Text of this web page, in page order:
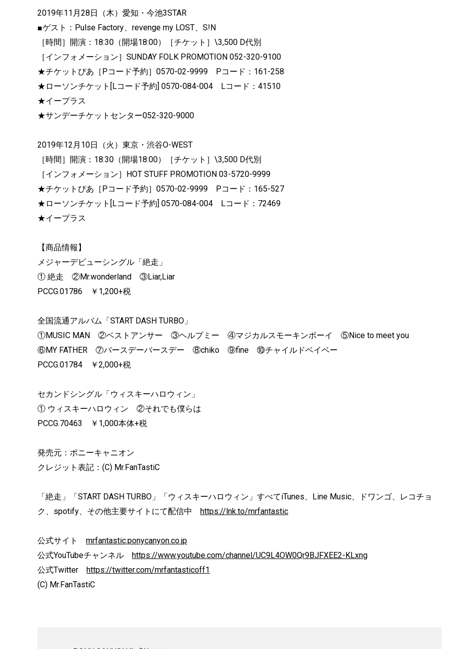
2019年11月28日（木）愛知・今池3STAR
■ゲスト：Pulse Factory、revenge my LOST、S!N
［時間］開演：18:30（開場18:00）［チケット］\3,500 D代別
［インフォメーション］SUNDAY FOLK PROMOTION 052-320-9100
★チケットぴあ［Pコード予約］0570-02-9999 Pコード：161-258
★ローソンチケット[Lコード予約] 0570-084-004 Lコード：41510
★イープラス
★サンデーチケットセンター052-320-9000
2019年12月10日（火）東京・渋谷O-WEST
［時間］開演：18:30（開場18:00）［チケット］\3,500 D代別
［インフォメーション］HOT STUFF PROMOTION 03-5720-9999
★チケットぴあ［Pコード予約］0570-02-9999 Pコード：165-527
★ローソンチケット[Lコード予約] 0570-084-004 Lコード：72469
★イープラス
【商品情報】
メジャーデビューシングル「絶走」
① 絶走 ②Mr.wonderland ③Liar,Liar
PCCG.01786 ￥1,200+税
全国流通アルバム「START DASH TURBO」
①MUSIC MAN ②ベストアンサー ③ヘルプミー ④マジカルスモーキンボーイ ⑤Nice to meet you
⑥MY FATHER ⑦バースデーバースデー ⑧chiko ⑨fine ⑩チャイルドベイベー
PCCG.01784 ￥2,000+税
セカンドシングル「ウィスキーハロウィン」
① ウィスキーハロウィン ②それでも僕らは
PCCG.70463 ￥1,000本体+税
発売元：ポニーキャニオン
クレジット表記：(C) Mr.FanTastiC
「絶走」「START DASH TURBO」「ウィスキーハロウィン」すべてiTunes、Line Music、ドワンゴ、レコチョ
ク、spotify、その他主要サイトにて配信中 https://lnk.to/mrfantastic
公式サイト mrfantastic.ponycanyon.co.jp
公式YouTubeチャンネル https://www.youtube.com/channel/UC9L4OW0Qr9BJFXEE2-KLxng
公式Twitter https://twitter.com/mrfantasticoff1
(C) Mr.FanTastiC